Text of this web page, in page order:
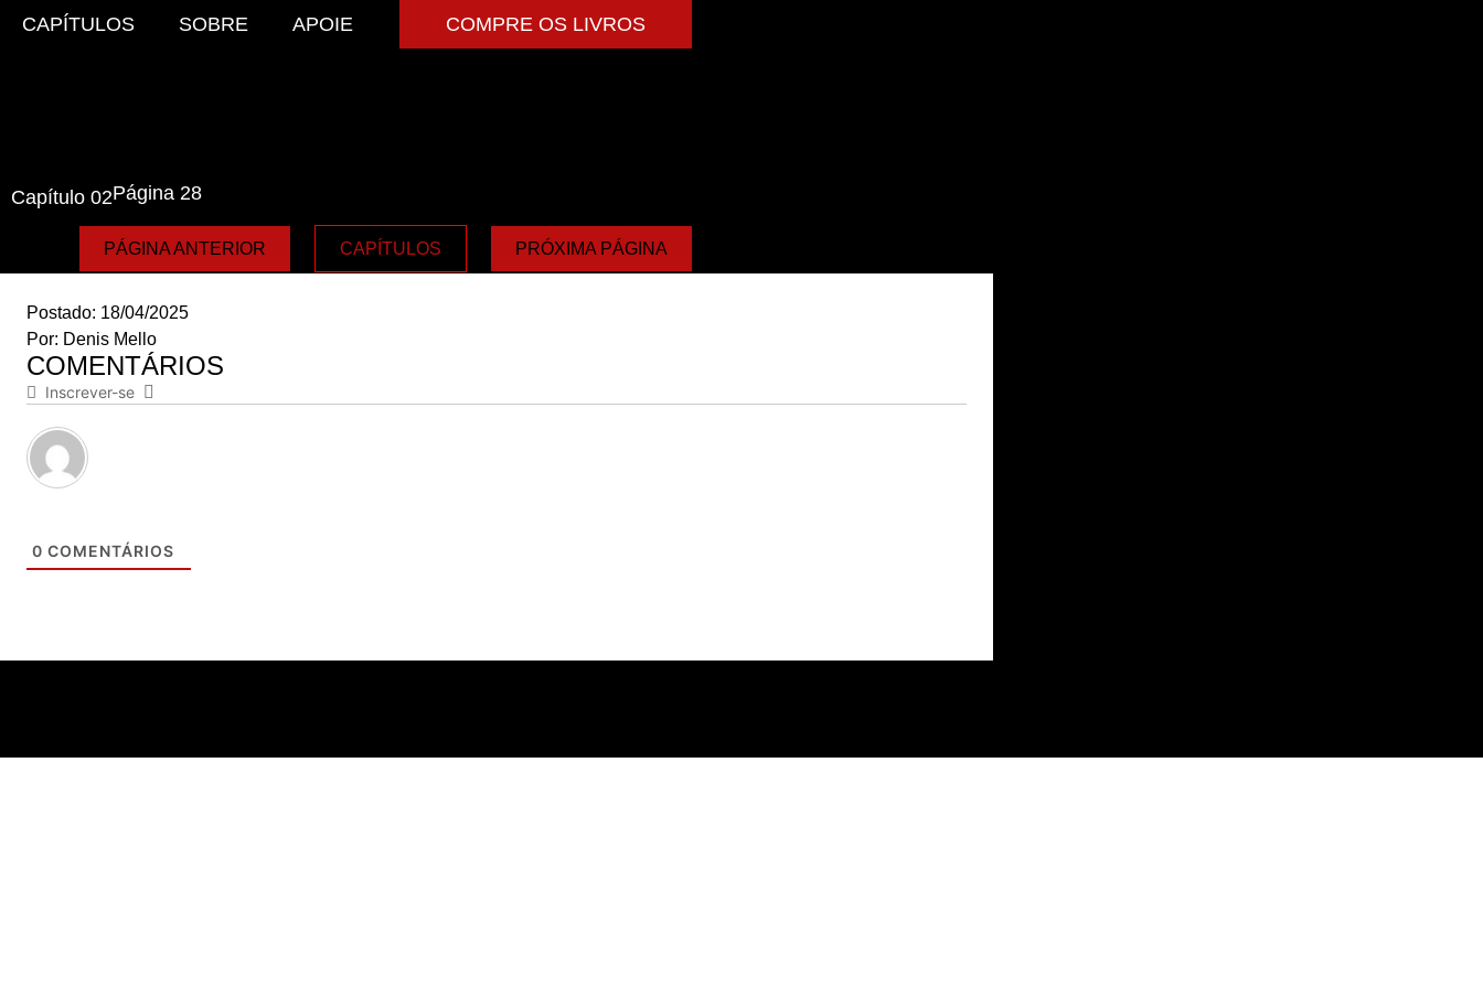
CAPÍTULOS SOBRE APOIE COMPRE OS LIVROS
Capítulo 02Página 28
PÁGINA ANTERIOR CAPÍTULOS PRÓXIMA PÁGINA
Postado: 18/04/2025
Por: Denis Mello
COMENTÁRIOS
Inscrever-se
0 COMENTÁRIOS